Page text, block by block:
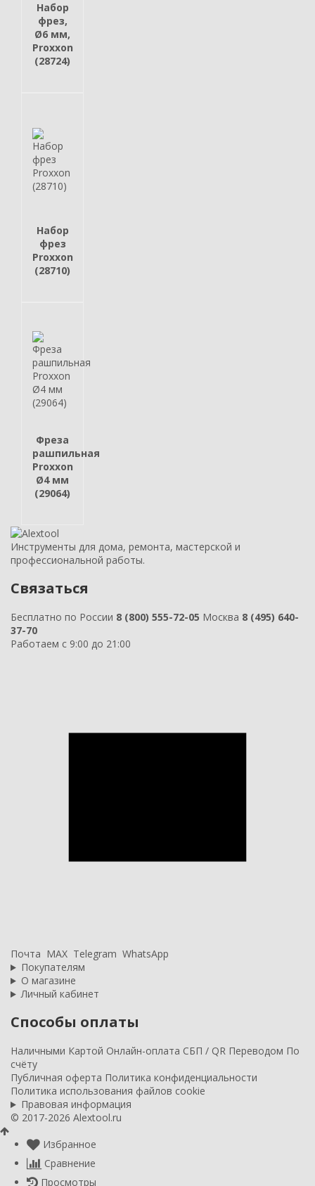
Набор
фрез,
Ø6 мм,
Proxxon
(28724)
Набор
фрез
Proxxon
(28710)
Фреза
рашпильная
Proxxon
Ø4 мм
(29064)
Инструменты для дома, ремонта, мастерской и
профессиональной работы.
Связаться
Бесплатно по России 8 (800) 555-72-05 Москва 8 (495) 640-
37-70
Работаем с 9:00 до 21:00
Почта MAX Telegram WhatsApp
Покупателям
О магазине
Личный кабинет
Способы оплаты
Наличными Картой Онлайн-оплата СБП / QR Переводом По
счёту
Публичная оферта Политика конфиденциальности
Политика использования файлов cookie
Правовая информация
© 2017-2026 Alextool.ru
Избранное
Сравнение
Просмотры